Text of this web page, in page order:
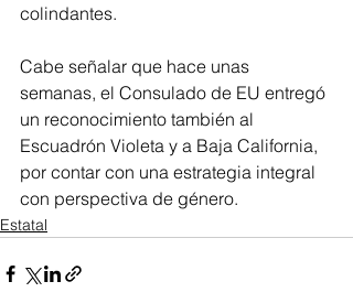
colindantes.
Cabe señalar que hace unas
semanas, el Consulado de EU entregó
un reconocimiento también al
Escuadrón Violeta y a Baja California,
por contar con una estrategia integral
con perspectiva de género.
Estatal